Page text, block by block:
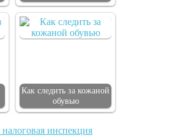
Как следить за кожаной
обувью
налоговая инспекция